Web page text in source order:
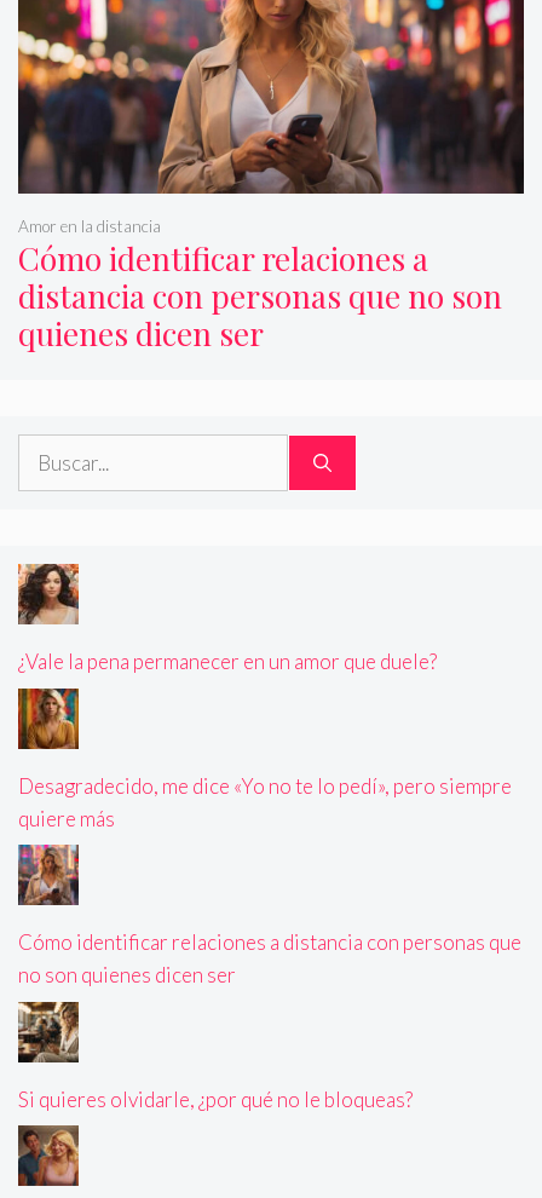
Cómo identificar relaciones a
distancia con personas que no son
quienes dicen ser
Amor en la distancia
Buscar:
¿Vale la pena permanecer en un amor que duele?
Desagradecido, me dice «Yo no te lo pedí», pero siempre
quiere más
Cómo identificar relaciones a distancia con personas que
no son quienes dicen ser
Si quieres olvidarle, ¿por qué no le bloqueas?